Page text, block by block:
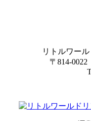
リトルワー
〒814-